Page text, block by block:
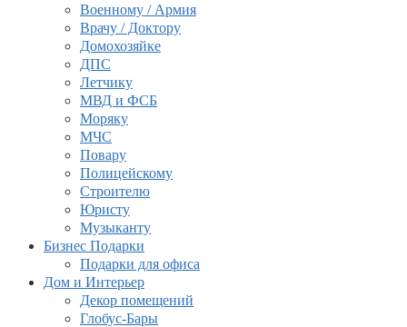
Военному / Армия
Врачу / Доктору
Домохозяйке
ДПС
Летчику
МВД и ФСБ
Моряку
МЧС
Повару
Полицейскому
Строителю
Юристу
Музыканту
Бизнес Подарки
Подарки для офиса
Дом и Интерьер
Декор помещений
Глобус-Бары